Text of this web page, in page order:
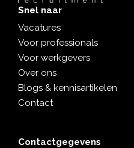
Snel naar
Vacatures
Voor professionals
Voor werkgevers
Over ons
Blogs & kennisartikelen
Contact
Contactgegevens